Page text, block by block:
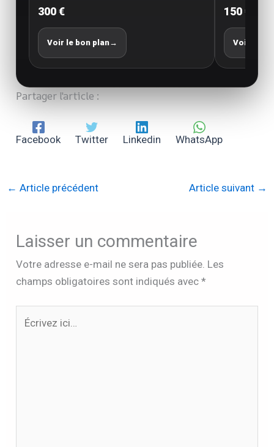
300 €
Voir le bon plan→
150 €
Voir le
Partager l'article :
Facebook Twitter Linkedin WhatsApp
← Article précédent Article suivant →
Laisser un commentaire
Votre adresse e-mail ne sera pas publiée. Les
champs obligatoires sont indiqués avec*
ici…